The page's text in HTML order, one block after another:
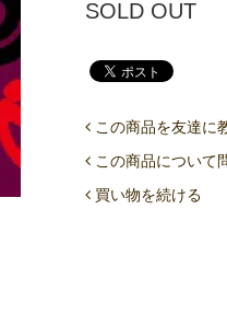
SOLD OUT
この商品を友達に
この商品について
買い物を続ける